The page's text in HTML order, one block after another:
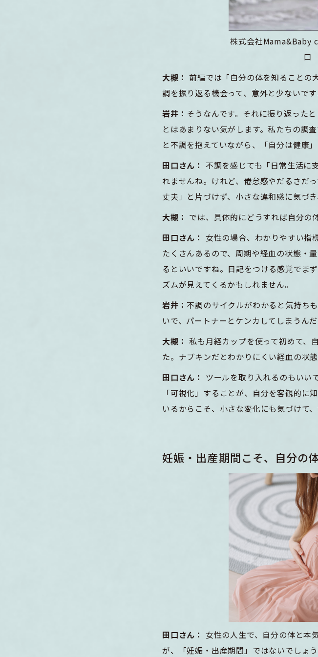
株式会社
口
大槻： 前編では「自分の体を知ることの
調を振り返る機会って、意外と少ないです
岩井： そうなんです。それに振り返った
とはあまりない気がします。私たちの調
と不調を抱えていながら、「自分は健康
田口さん： 不調を感じても「日常生活に
れませんね。けれど、倦怠感やだるさだ
丈夫」と片づけず、小さな違和感に気づ
大槻： では、具体的にどうすれば自分の
田口さん： 女性の場合、わかりやすい指
たくさんあるので、周期や経血の状態・
るといいですね。日記をつける感覚でま
ズムが見えてくるかもしれません。
岩井： 不調のサイクルがわかると気持ち
いで、パートナーとケンカしてしまうん
大槻：私も月経カップを使って初めて、
た。ナプキンだとわかりにくい経血の状
田口さん： ツールを取り入れるのもいい
「可視化」することが、自分を客観的に
いるからこそ、小さな変化にも気づけて
妊娠・出産期間こそ、自分の
田口さん： 女性の人生で、自分の体と本
が、「妊娠・出産期間」ではないでしょう